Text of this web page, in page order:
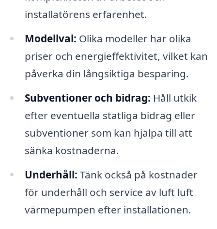
installatörens erfarenhet.
Modellval: Olika modeller har olika
priser och energieffektivitet, vilket kan
påverka din långsiktiga besparing.
Subventioner och bidrag: Håll utkik
efter eventuella statliga bidrag eller
subventioner som kan hjälpa till att
sänka kostnaderna.
Underhåll: Tänk också på kostnader
för underhåll och service av luft luft
värmepumpen efter installationen.